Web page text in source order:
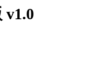
v1.0